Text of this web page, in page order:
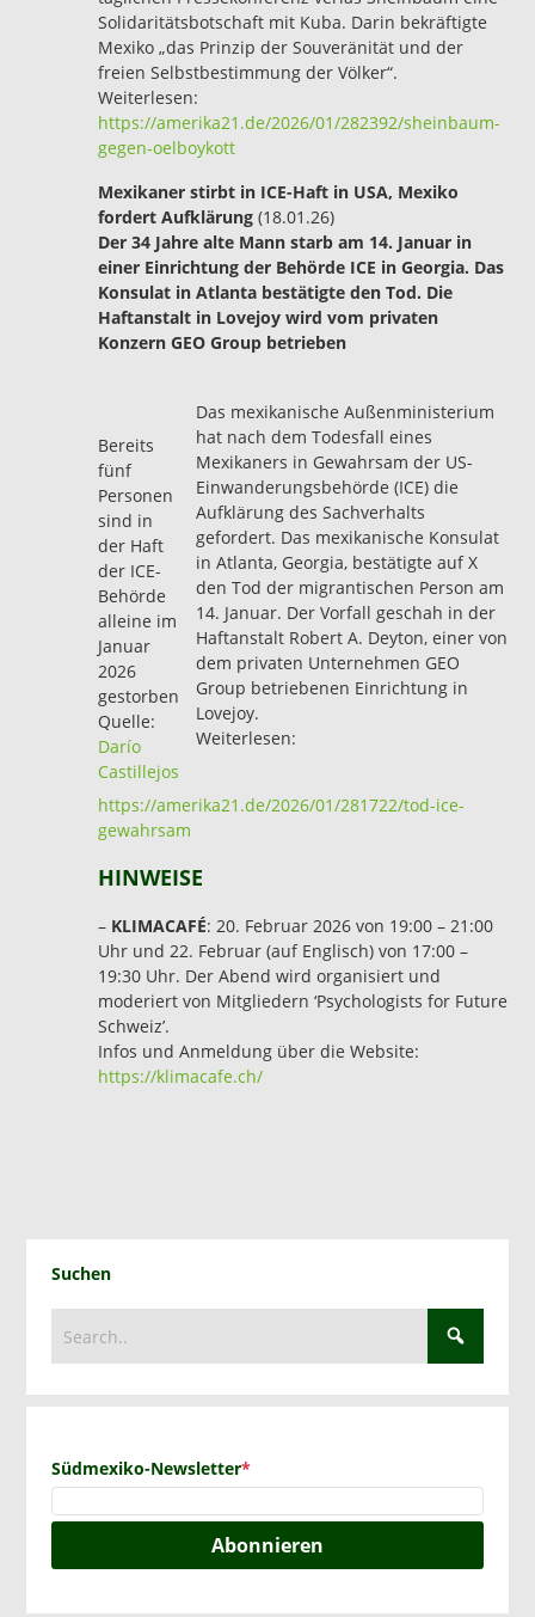
Solidaritätsbotschaft mit Kuba. Darin bekräftigte
Mexiko „das Prinzip der Souveränität und der
freien Selbstbestimmung der Völker“.
Weiterlesen:
https://amerika21.de/2026/01/282392/sheinbaum-
gegen-oelboykott
Mexikaner stirbt in ICE-Haft in USA, Mexiko
fordert Aufklärung (18.01.26)
Der 34 Jahre alte Mann starb am 14. Januar in
einer Einrichtung der Behörde ICE in Georgia. Das
Konsulat in Atlanta bestätigte den Tod. Die
Haftanstalt in Lovejoy wird vom privaten
Konzern GEO Group betrieben
Bereits
fünf
Personen
sind in
der Haft
der ICE-
Behörde
alleine im
Januar
2026
gestorben
Quelle:
Darío
Castillejos
Das mexikanische Außenministerium
hat nach dem Todesfall eines
Mexikaners in Gewahrsam der US-
Einwanderungsbehörde (ICE) die
Aufklärung des Sachverhalts
gefordert. Das mexikanische Konsulat
in Atlanta, Georgia, bestätigte auf X
den Tod der migrantischen Person am
14. Januar. Der Vorfall geschah in der
Haftanstalt Robert A. Deyton, einer von
dem privaten Unternehmen GEO
Group betriebenen Einrichtung in
Lovejoy.
Weiterlesen:
https://amerika21.de/2026/01/281722/tod-ice-
gewahrsam
HINWEISE
– KLIMACAFÉ: 20. Februar 2026 von 19:00 – 21:00
Uhr und 22. Februar (auf Englisch) von 17:00 –
19:30 Uhr. Der Abend wird organisiert und
moderiert von Mitgliedern ‘Psychologists for Future
Schweiz’.
Infos und Anmeldung über die Website:
https://klimacafe.ch/
Suchen
Südmexiko-Newsletter*
Abonnieren